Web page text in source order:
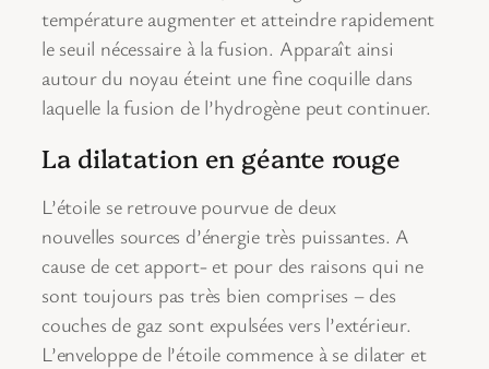
température augmenter et atteindre rapidement
le seuil nécessaire à la fusion. Apparaît ainsi
autour du noyau éteint une fine coquille dans
laquelle la fusion de l’hydrogène peut continuer.
La dilatation en géante rouge
L’étoile se retrouve pourvue de deux
nouvelles sources d’énergie très puissantes. A
cause de cet apport- et pour des raisons qui ne
sont toujours pas très bien comprises – des
couches de gaz sont expulsées vers l’extérieur.
L’enveloppe de l’étoile commence à se dilater et